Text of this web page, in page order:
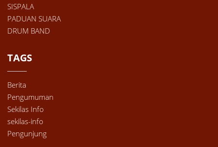
SISPALA
PADUAN SUARA
DRUM BAND
TAGS
Berita
Pengumuman
Sekilas Info
sekilas-info
Pengunjung